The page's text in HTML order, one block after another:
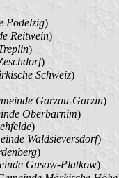
Podelzig)
Reitwein)
)
)
Schweiz)
Garzau-Garzin)
Oberbarnim)
)
Waldsieversdorf)
)
Gusow-Platkow)